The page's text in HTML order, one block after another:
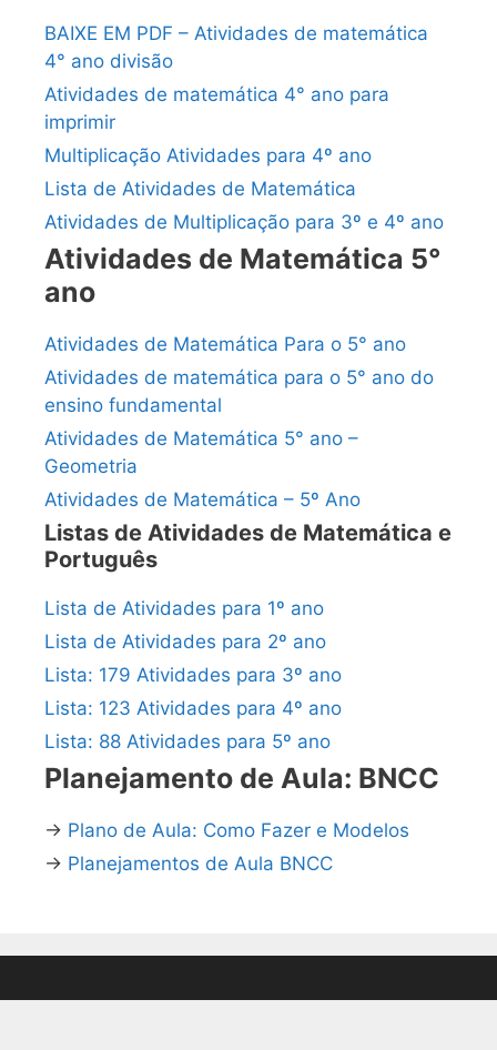
BAIXE EM PDF – Atividades de matemática
4° ano divisão
Atividades de matemática 4° ano para
imprimir
Multiplicação Atividades para 4º ano
Lista de Atividades de Matemática
Atividades de Multiplicação para 3º e 4º ano
Atividades de Matemática 5°
ano
Atividades de Matemática Para o 5° ano
Atividades de matemática para o 5° ano do
ensino fundamental
Atividades de Matemática 5° ano –
Geometria
Atividades de Matemática – 5º Ano
Listas de Atividades de Matemática e
Português
Lista de Atividades para 1º ano
Lista de Atividades para 2º ano
Lista: 179 Atividades para 3º ano
Lista: 123 Atividades para 4º ano
Lista: 88 Atividades para 5º ano
Planejamento de Aula: BNCC
→ Plano de Aula: Como Fazer e Modelos
→ Planejamentos de Aula BNCC